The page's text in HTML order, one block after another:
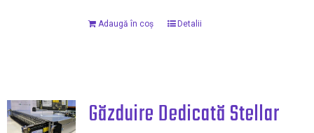
Adaugă în coș Detalii
Găzduire Dedicată Stellar